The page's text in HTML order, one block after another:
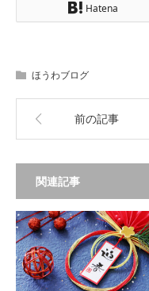
Hatena
ほうわブログ
前の記事
関連記事